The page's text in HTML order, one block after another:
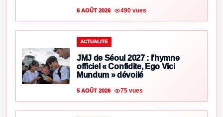
6 AOÛT 2026 490 vues
ACTUALITE
JMJ de Séoul 2027 : l’hymne
officiel « Confidite, Ego Vici
Mundum » dévoilé
5 AOÛT 2026 75 vues